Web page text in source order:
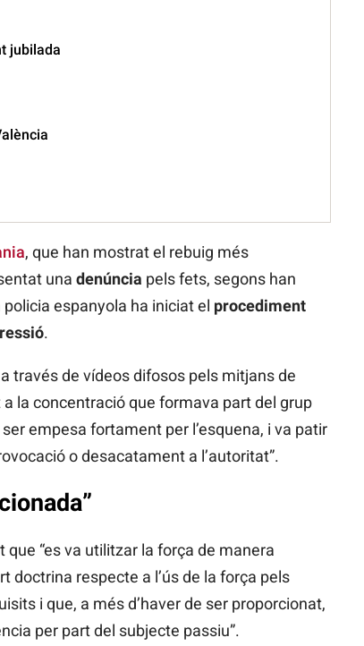
jubilada
, que han mostrat el rebuig més
una denúncia pels fets, segons han
espanyola ha iniciat el procediment
.
través de vídeos difosos pels mitjans de
la concentració que formava part del grup
empesa fortament per l’esquena, i va patir
o desacatament a l’autoritat”.
que “es va utilitzar la força de manera
doctrina respecte a l’ús de la força pels
i que, a més d’haver de ser proporcionat,
per part del subjecte passiu”.